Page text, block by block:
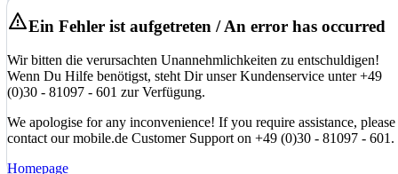
Ein Fehler ist aufgetreten / An error has occurred
Wir bitten die verursachten Unannehmlichkeiten zu entschuldigen!
Wenn Du Hilfe benötigst, steht Dir unser Kundenservice unter +49
(0)30 - 81097 - 601 zur Verfügung.
We apologise for any inconvenience! If you require assistance, please
contact our mobile.de Customer Support on +49 (0)30 - 81097 - 601.
Homepage